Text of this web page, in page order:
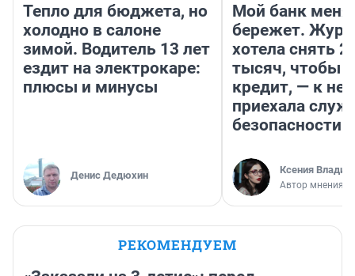
Тепло для бюджета, но
холодно в салоне
зимой. Водитель 13 лет
ездит на электрокаре:
плюсы и минусы
Денис Дедюхин
Мой банк меня
бережет.
хотела снять
тысяч, чтобы
кредит, — к
приехала
безопасности
Ксения
Автор мнения
РЕКОМЕНДУЕМ